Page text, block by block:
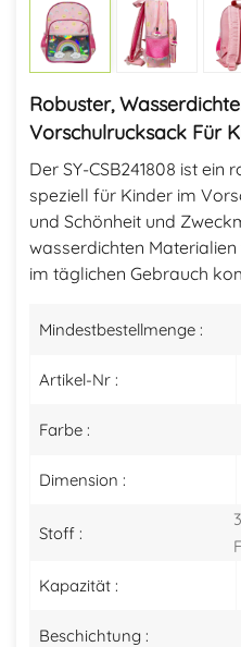
Robuster,
Vorschulrucksack Für
Der SY-CSB241808 ist
speziell für Kinder im
und Schönheit und
wasserdichten
im täglichen Gebrauch
Mindestbestellmenge :
Artikel-Nr :
Farbe :
Dimension :
Stoff :
Kapazität :
Beschichtung :